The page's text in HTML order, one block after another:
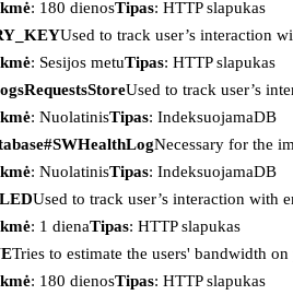
: 180 dienosTipas: HTTP slapukas
Used to track user’s interaction
: Sesijos metuTipas: HTTP slapukas
Used to track user’s
: NuolatinisTipas: IndeksuojamaDB
Necessary for the
: NuolatinisTipas: IndeksuojamaDB
Used to track user’s interaction with
: 1 dienaTipas: HTTP slapukas
Tries to estimate the users' bandwidth
: 180 dienosTipas: HTTP slapukas